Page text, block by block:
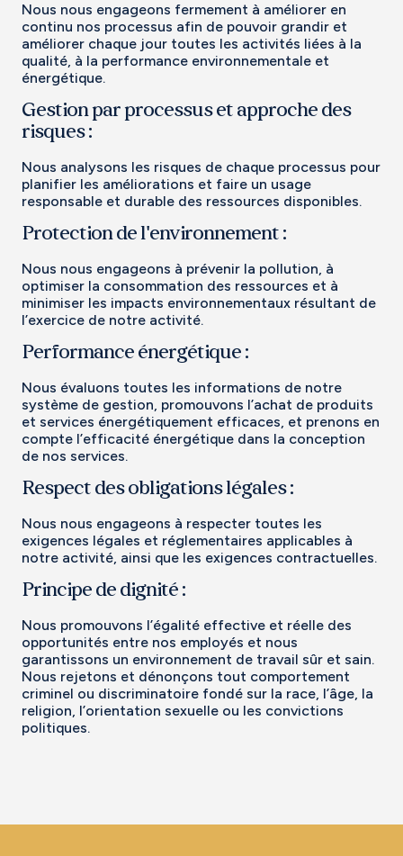
Nous nous engageons fermement à améliorer en
continu nos processus afin de pouvoir grandir et
améliorer chaque jour toutes les activités liées à la
qualité, à la performance environnementale et
énergétique.
Gestion par processus et approche des
risques :
Nous analysons les risques de chaque processus pour
planifier les améliorations et faire un usage
responsable et durable des ressources disponibles.
Protection de l'environnement :
Nous nous engageons à prévenir la pollution, à
optimiser la consommation des ressources et à
minimiser les impacts environnementaux résultant de
l’exercice de notre activité.
Performance énergétique :
Nous évaluons toutes les informations de notre
système de gestion, promouvons l’achat de produits
et services énergétiquement efficaces, et prenons en
compte l’efficacité énergétique dans la conception
de nos services.
Respect des obligations légales :
Nous nous engageons à respecter toutes les
exigences légales et réglementaires applicables à
notre activité, ainsi que les exigences contractuelles.
Principe de dignité :
Nous promouvons l’égalité effective et réelle des
opportunités entre nos employés et nous
garantissons un environnement de travail sûr et sain.
Nous rejetons et dénonçons tout comportement
criminel ou discriminatoire fondé sur la race, l’âge, la
religion, l’orientation sexuelle ou les convictions
politiques.